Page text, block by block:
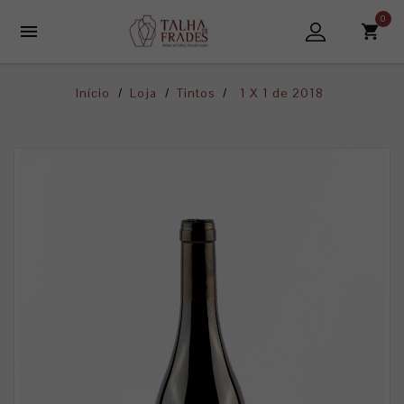

0
Início Loja Tintos 1 X 1 de 2018